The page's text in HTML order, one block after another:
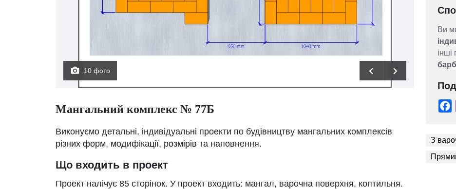
10 фото
Мангальний комплекс № 77Б
Виконуємо детальні, індивідуальні проекти по будівництву мангальних комплексів
різних форм, модифікації, розмірів та наповнення.
Що входить в проект
Проект налічує 85 сторінок. У проект входить: мангал, варочна поверхня, коптильня.
Ви
інші
З